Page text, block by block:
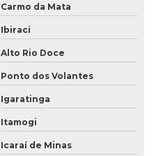
Carmo da Mata
Ibiraci
Alto Rio Doce
Ponto dos Volantes
Igaratinga
Itamogi
Icaraí de Minas